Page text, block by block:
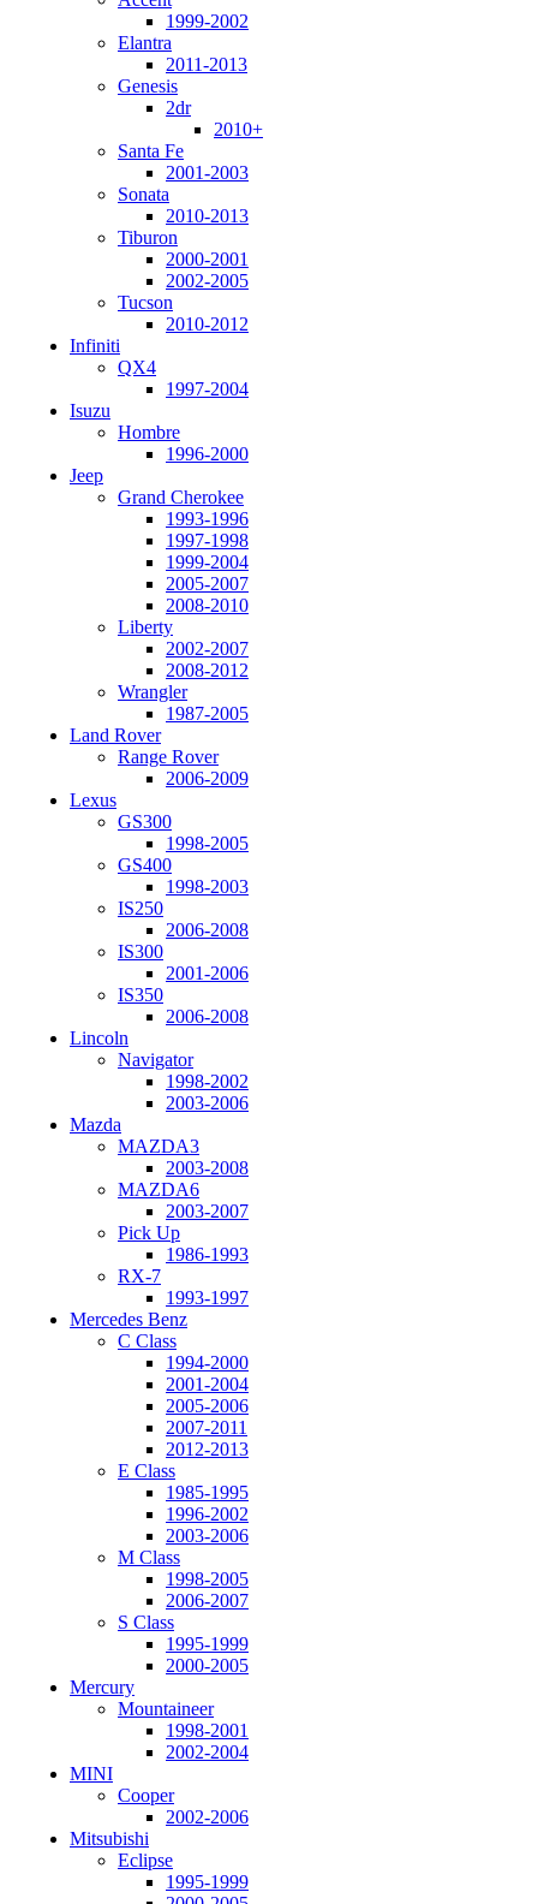
1999-2002
Elantra
2011-2013
Genesis
2dr
2010+
Santa Fe
2001-2003
Sonata
2010-2013
Tiburon
2000-2001
2002-2005
Tucson
2010-2012
Infiniti
QX4
1997-2004
Isuzu
Hombre
1996-2000
Jeep
Grand Cherokee
1993-1996
1997-1998
1999-2004
2005-2007
2008-2010
Liberty
2002-2007
2008-2012
Wrangler
1987-2005
Land Rover
Range Rover
2006-2009
Lexus
GS300
1998-2005
GS400
1998-2003
IS250
2006-2008
IS300
2001-2006
IS350
2006-2008
Lincoln
Navigator
1998-2002
2003-2006
Mazda
MAZDA3
2003-2008
MAZDA6
2003-2007
Pick Up
1986-1993
RX-7
1993-1997
Mercedes Benz
C Class
1994-2000
2001-2004
2005-2006
2007-2011
2012-2013
E Class
1985-1995
1996-2002
2003-2006
M Class
1998-2005
2006-2007
S Class
1995-1999
2000-2005
Mercury
Mountaineer
1998-2001
2002-2004
MINI
Cooper
2002-2006
Mitsubishi
Eclipse
1995-1999